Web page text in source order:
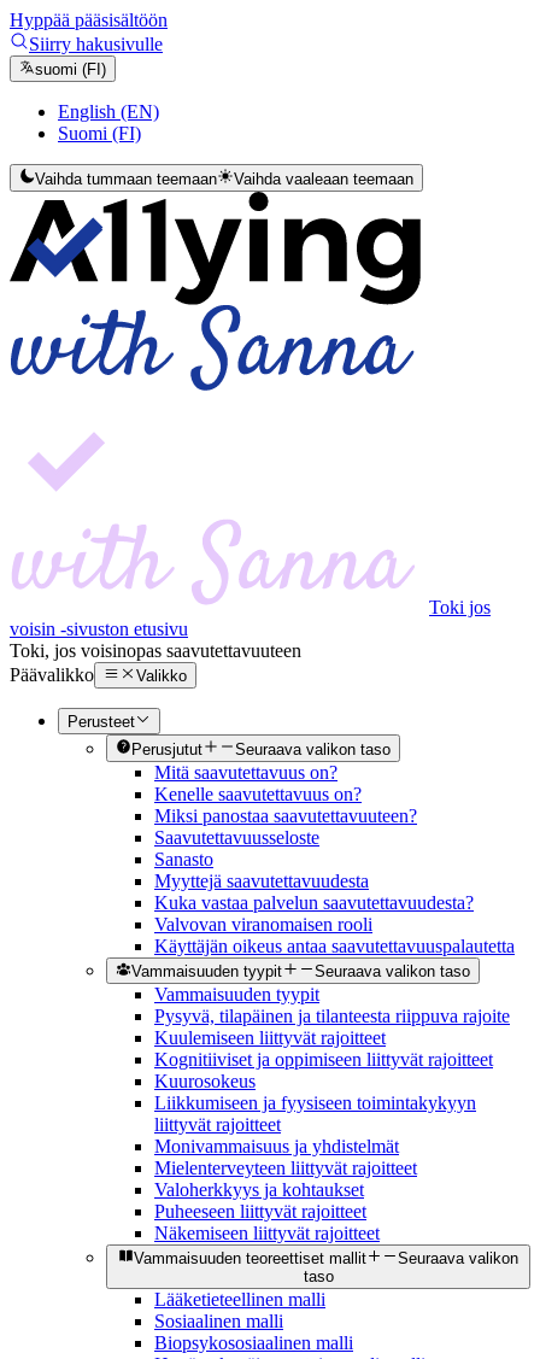
Hyppää pääsisältöön
Siirry hakusivulle
suomi (FI)
English (EN)
Suomi (FI)
Vaihda tummaan teemaan Vaihda vaaleaan teemaan
Toki jos
voisin -sivuston etusivu
Toki, jos voisinopas saavutettavuuteen
Päävalikko
Valikko
Perusteet
Perusjutut
Seuraava valikon taso
Mitä saavutettavuus on?
Kenelle saavutettavuus on?
Miksi panostaa saavutettavuuteen?
Saavutettavuusseloste
Sanasto
Myyttejä saavutettavuudesta
Kuka vastaa palvelun saavutettavuudesta?
Valvovan viranomaisen rooli
Käyttäjän oikeus antaa saavutettavuuspalautetta
Vammaisuuden tyypit Seuraava valikon taso
Vammaisuuden tyypit
Pysyvä, tilapäinen ja tilanteesta riippuva rajoite
Kuulemiseen liittyvät rajoitteet
Kognitiiviset ja oppimiseen liittyvät rajoitteet
Kuurosokeus
Liikkumiseen ja fyysiseen toimintakykyyn
liittyvät rajoitteet
Monivammaisuus ja yhdistelmät
Mielenterveyteen liittyvät rajoitteet
Valoherkkyys ja kohtaukset
Puheeseen liittyvät rajoitteet
Näkemiseen liittyvät rajoitteet
Vammaisuuden teoreettiset mallit
Seuraava valikon
taso
Lääketieteellinen malli
Sosiaalinen malli
Biopsykososiaalinen malli